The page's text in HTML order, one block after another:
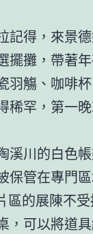
記得，來景
擺攤，帶著
羽觴、咖啡
稀罕，第一
溪川的白色
保管在專門
區的展陳不受
，可以將道